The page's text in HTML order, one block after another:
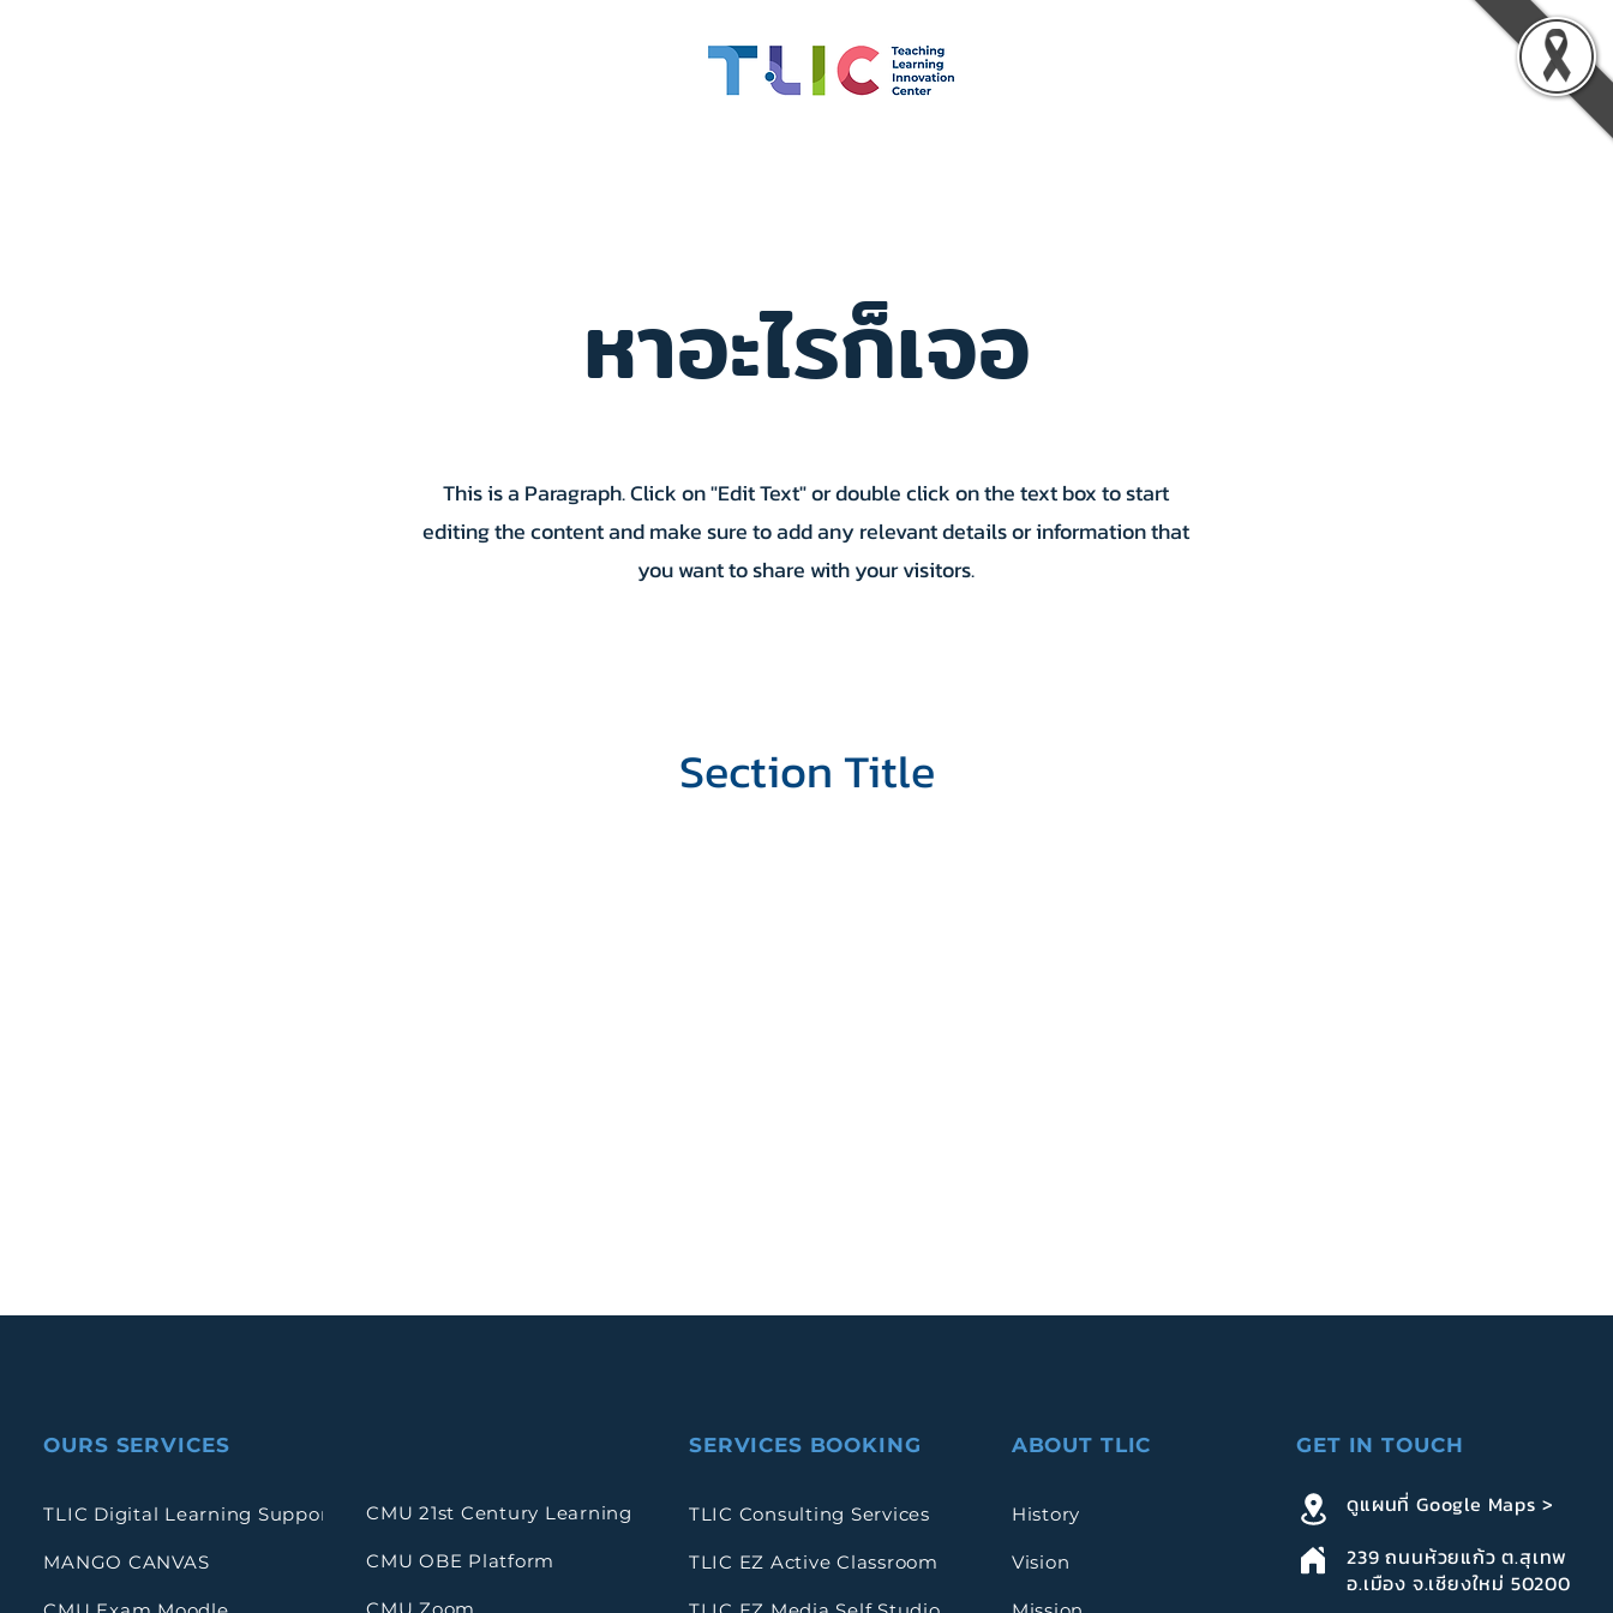
หาอะไรก็เจอ
This is a Paragraph. Click on "Edit Text" or double click on the text box to start
editing the content and make sure to add any relevant details or information that
you want to share with your visitors.
Section Title
OURS SERVICES
TLIC Digital Learning Support
MANGO CANVAS
CMU 21st Century Learning
CMU OBE Platform
SERVICES BOOKING
TLIC Consulting Services
TLIC EZ Active Classroom
ABOUT TLIC
History
Vision
GET IN TOUCH
ดูแผนที่ Google Maps >
239 ถนนห้วยแก้ว ต.สุเทพ
อ.เมือง จ.เชียงใหม่ 50200